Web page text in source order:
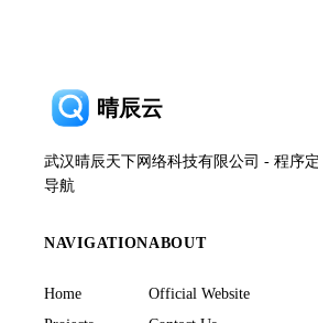
晴辰云
武汉晴辰天下网络科技有限公司 - 程序
导航
NAVIGATION
Home
ABOUT
Official Website